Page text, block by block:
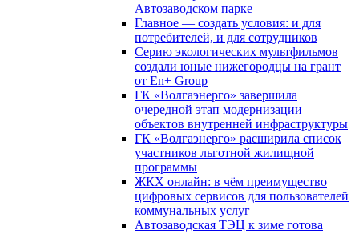
Автозаводском парке
Главное — создать условия: и для
потребителей, и для сотрудников
Серию экологических мультфильмов
создали юные нижегородцы на грант
от En+ Group
ГК «Волгаэнерго» завершила
очередной этап модернизации
объектов внутренней инфраструктуры
ГК «Волгаэнерго» расширила список
участников льготной жилищной
программы
ЖКХ онлайн: в чём преимущество
цифровых сервисов для пользователей
коммунальных услуг
Автозаводская ТЭЦ к зиме готова